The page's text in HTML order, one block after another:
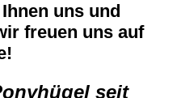
uns und
freuen uns auf
seit